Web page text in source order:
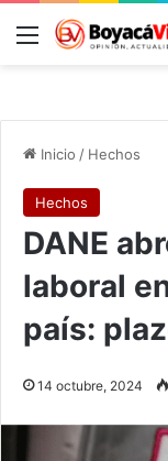
Menú
Inicio / Hechos
Hechos
DANE
laboral
país:
14 octubre, 2024